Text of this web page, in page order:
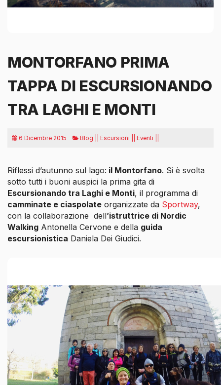
MONTORFANO PRIMA
TAPPA DI ESCURSIONANDO
TRA LAGHI E MONTI
6 Dicembre 2015 Blog || Escursioni || Eventi ||
Riflessi d’autunno sul lago: il Montorfano. Si è svolta
sotto tutti i buoni auspici la prima gita di
Escursionando tra Laghi e Monti, il programma di
camminate e ciaspolate organizzate da Sportway,
con la collaborazione dell’istruttrice di Nordic
Walking Antonella Cervone e della guida
escursionistica Daniela Dei Giudici.